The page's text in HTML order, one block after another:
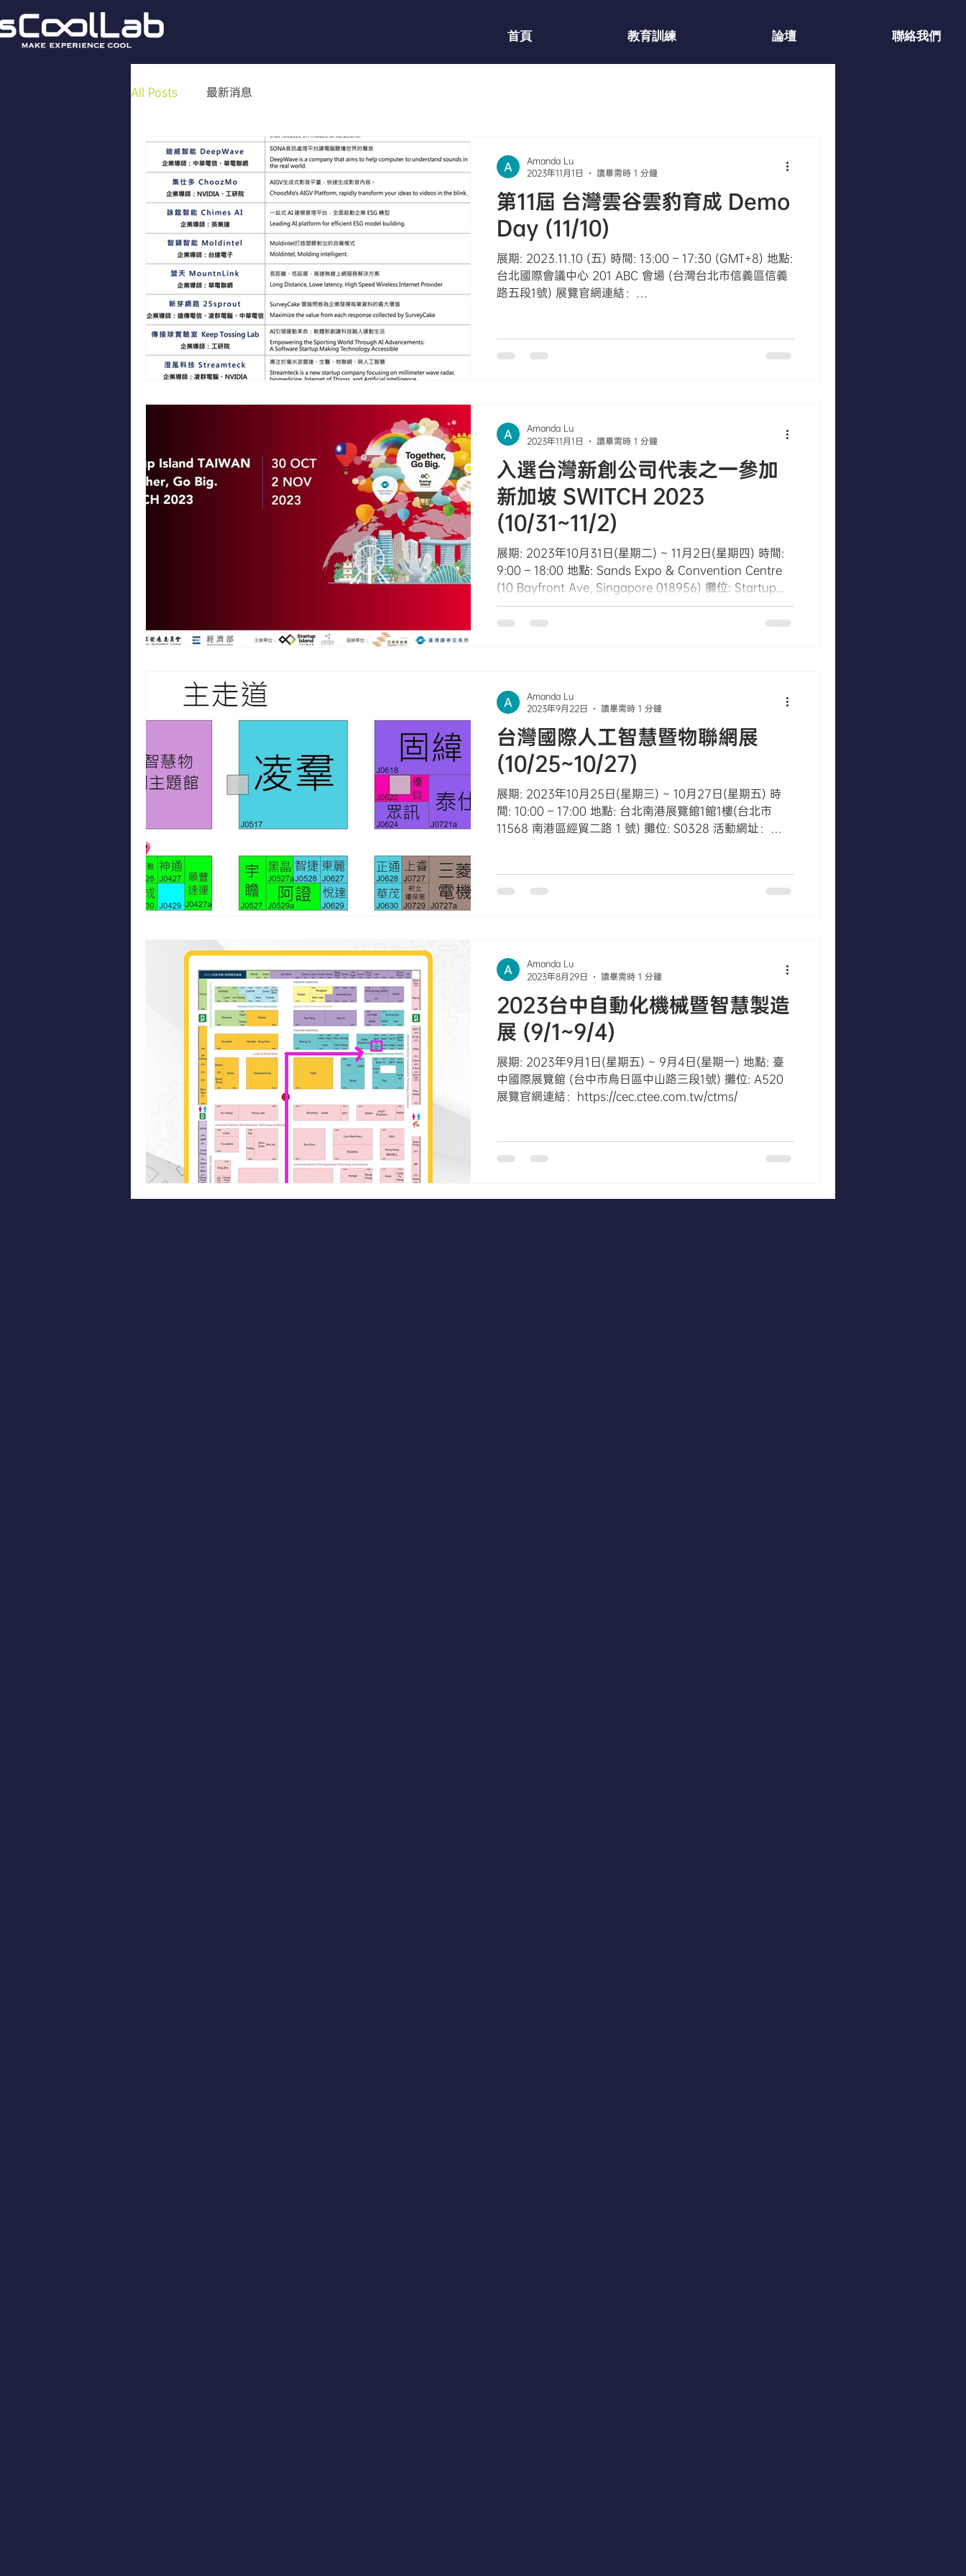
首頁 教育訓練 論壇 聯絡我們
All Posts 最新消息
第11屆 台灣雲谷雲豹育成 Demo
Day (11/10)
展期: 2023.11.10 (五) 時間: 13:00 – 17:30 (GMT+8) 地點:
台北國際會議中心 201 ABC 會場 (台灣台北市信義區信義
路五段1號) 展覽官網連結：
Amanda Lu
2023年11月1日
讀畢需時 1 分鐘
入選台灣新創公司代表之一參加
新加坡 SWITCH 2023
(10/31~11/2)
展期: 2023年10月31日(星期二) ~ 11月2日(星期四) 時間:
9:00 – 18:00 地點: Sands Expo & Convention Centre
(10 Bayfront Ave, Singapore 018956) 攤位: Startup...
Amanda Lu
2023年11月1日
讀畢需時 1 分鐘
台灣國際人工智慧暨物聯網展
(10/25~10/27)
展期: 2023年10月25日(星期三) ~ 10月27日(星期五) 時
間: 10:00 – 17:00 地點: 台北南港展覽館1館1樓(台北市
11568 南港區經貿二路 1 號) 攤位: S0328 活動網址：
Amanda Lu
2023年9月22日
讀畢需時 1 分鐘
2023台中自動化機械暨智慧製造
展 (9/1~9/4)
展期: 2023年9月1日(星期五) ~ 9月4日(星期一) 地點: 臺
中國際展覽館 (台中市烏日區中山路三段1號) 攤位: A520
展覽官網連結：https://cec.ctee.com.tw/ctms/
Amanda Lu
2023年8月29日
讀畢需時 1 分鐘